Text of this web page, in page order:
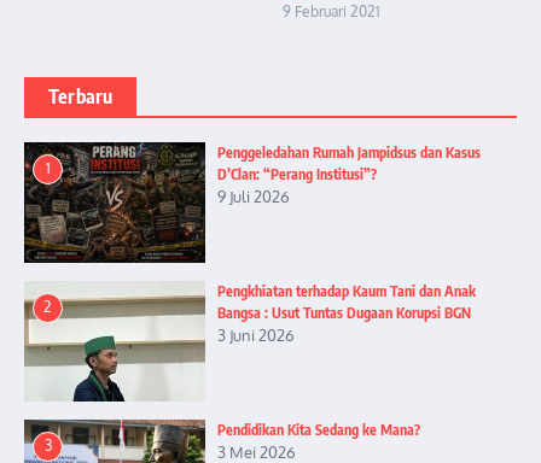
9 Februari 2021
Terbaru
1
Penggeledahan Rumah Jampidsus dan Kasus
D’Clan: “Perang Institusi”?
9 Juli 2026
2
Pengkhiatan terhadap Kaum Tani dan Anak
Bangsa : Usut Tuntas Dugaan Korupsi BGN
3 Juni 2026
3
Pendidikan Kita Sedang ke Mana?
3 Mei 2026